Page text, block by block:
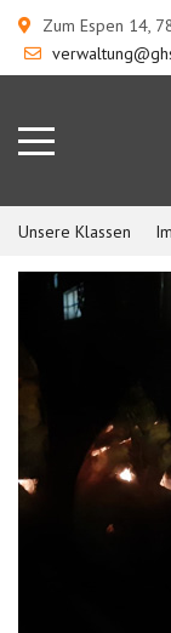
Zum Espen 14,
Unsere Klassen